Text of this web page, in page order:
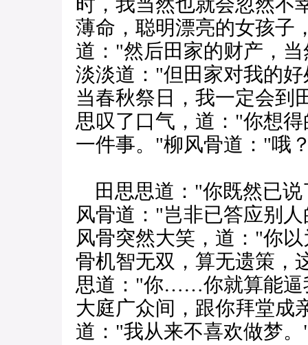
薄命，聪明漂亮的女孩子
道："然后田家的财产，
淡淡道："但田家对我的
当春秋祭日，我一定会到
思叹了口气，道："你想
一件事。"柳风骨道："哦
田思思道："你既然已说
风骨道："岂非已答应别
风骨突然大笑，道："你
骨机智无双，算无遗策，
思道："你……你就算能逼
大庭广众间，跟你拜堂成
道："我从来不喜欢做梦